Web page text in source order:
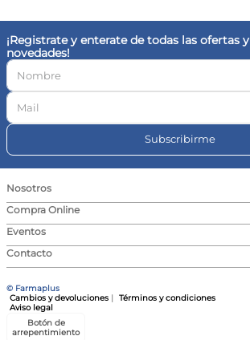
¡Registrate y enterate de todas las ofertas y
novedades!
Subscribirme
Nosotros
Compra Online
Eventos
Contacto
© Farmaplus
Cambios y devoluciones
Términos y condiciones
Aviso legal
Botón de
arrepentimiento